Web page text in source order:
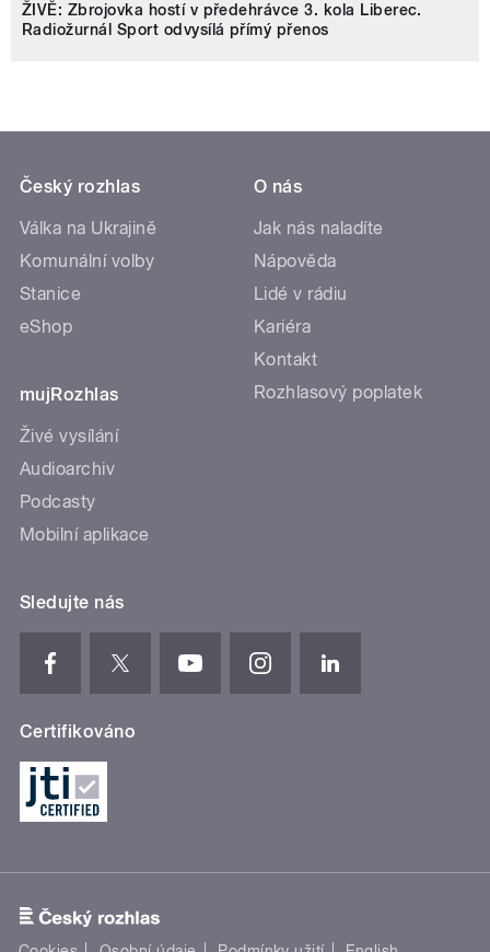
ŽIVĚ: Zbrojovka hostí v předehrávce 3. kola Liberec.
Radiožurnál Sport odvysílá přímý přenos
Český rozhlas
Válka na Ukrajině
Komunální volby
Stanice
eShop
mujRozhlas
Živé vysílání
Audioarchiv
Podcasty
Mobilní aplikace
O nás
Jak nás naladíte
Nápověda
Lidé v rádiu
Kariéra
Kontakt
Rozhlasový poplatek
Sledujte nás
Certifikováno